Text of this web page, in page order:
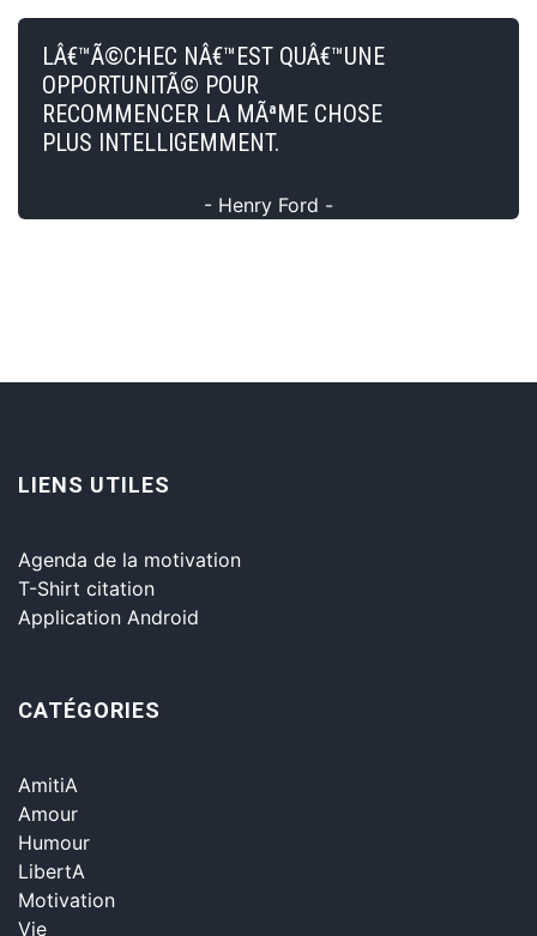
LÂ€™Ã©CHEC NÂ€™EST QUÂ€™UNE
OPPORTUNITÃ© POUR
RECOMMENCER LA MÃªME CHOSE
PLUS INTELLIGEMMENT.
- Henry Ford -
LIENS UTILES
Agenda de la motivation
T-Shirt citation
Application Android
CATÉGORIES
AmitiA
Amour
Humour
LibertA
Motivation
Vie